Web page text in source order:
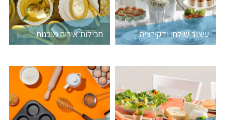
עיצוב שולחן ודקורציה חבילות אירוח מוכנות